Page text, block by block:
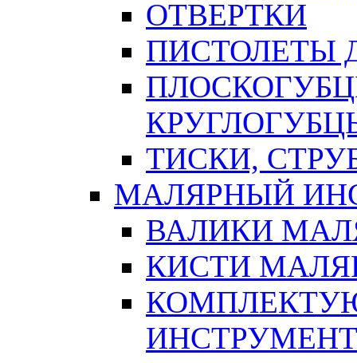
ОТВЕРТКИ
ПИСТОЛЕТЫ
ТИСКИ,
МАЛЯРНЫЙ
ВАЛИКИ
КИСТИ